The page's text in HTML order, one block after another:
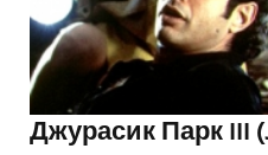
Джурасик Парк III